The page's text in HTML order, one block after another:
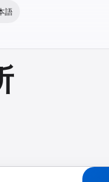
、雙相、拒學、
語